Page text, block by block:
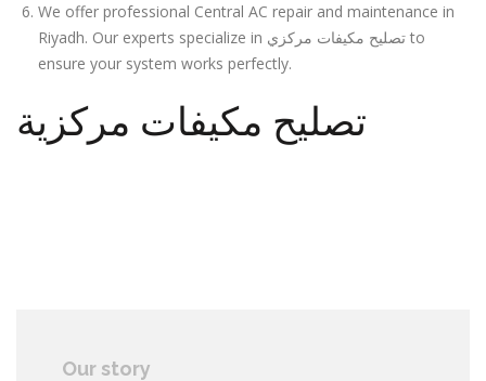
We offer professional Central AC repair and maintenance in
Riyadh. Our experts specialize in تصليح مكيفات مركزي to
ensure your system works perfectly.
تصليح مكيفات مركزية
Our story